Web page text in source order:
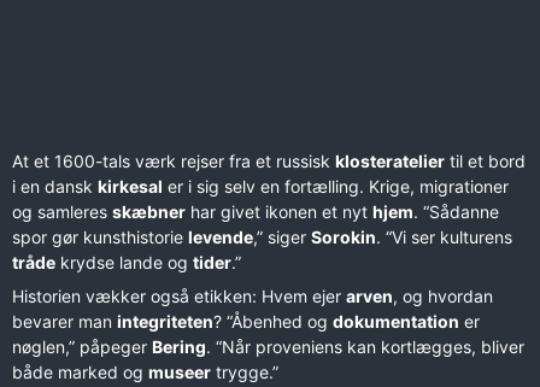
At et 1600-tals værk rejser fra et russisk klosteratelier til et bord
i en dansk kirkesal er i sig selv en fortælling. Krige, migrationer
og samleres skæbner har givet ikonen et nyt hjem. “Sådanne
spor gør kunsthistorie levende,” siger Sorokin. “Vi ser kulturens
tråde krydse lande og tider.”
Historien vækker også etikken: Hvem ejer arven, og hvordan
bevarer man integriteten? “Åbenhed og dokumentation er
nøglen,” påpeger Bering. “Når proveniens kan kortlægges, bliver
både marked og museer trygge.”